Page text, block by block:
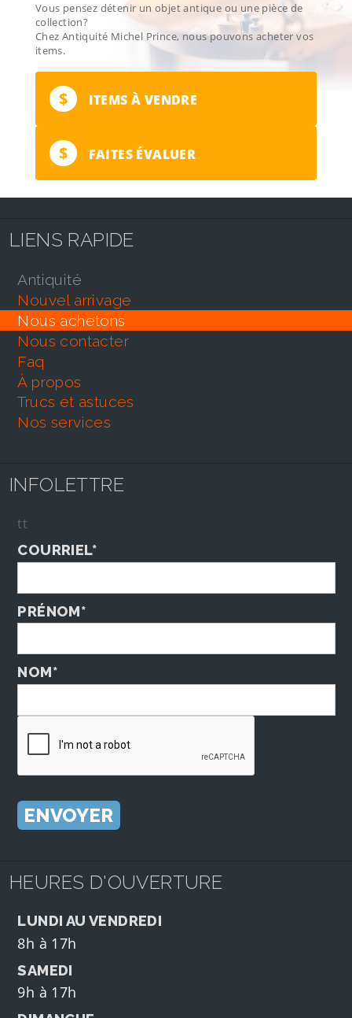
Vous pensez détenir un objet antique ou une pièce de
collection?
Chez Antiquité Michel Prince, nous pouvons acheter vos
items.
$ ITEMS À VENDRE
$ FAITES ÉVALUER
LIENS RAPIDE
antiquité
nouvel arrivage
nous achetons
nous contacter
faq
À propos
trucs et astuces
nos services
INFOLETTRE
tt
COURRIEL*
PRÉNOM*
NOM*
HEURES D'OUVERTURE
LUNDI AU VENDREDI
8h à 17h
SAMEDI
9h à 17h